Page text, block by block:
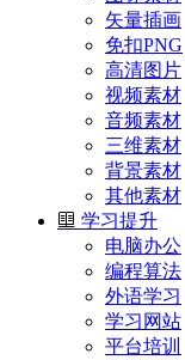
矢量插画
免扣PNG
高清图片
视频素材
音频素材
三维素材
背景素材
其他素材
学习提升
电脑办公
编程算法
外语学习
学习网站
平台培训